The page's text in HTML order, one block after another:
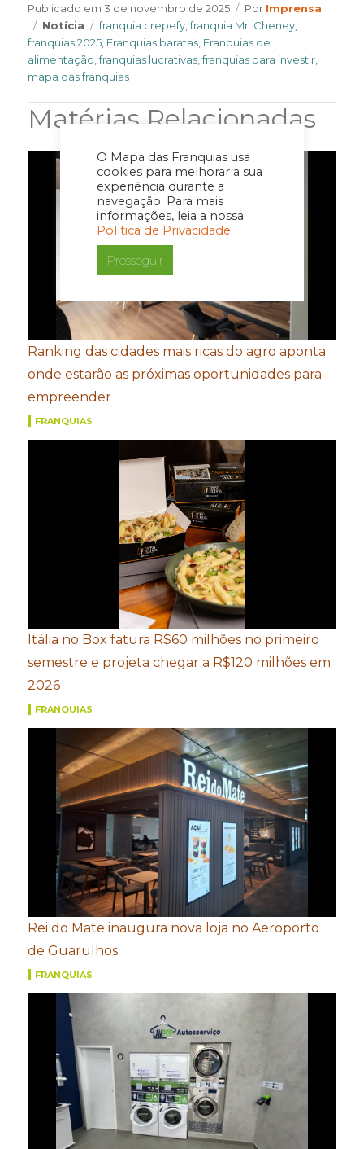
O Mapa das Franquias usa
cookies para melhorar a sua
experiência durante a
navegação. Para mais
informações, leia a nossa
Política de Privacidade.
Prosseguir
Publicado em3 de novembro de 2025 Por Author
Imprensa
Categories
Notícia Tags
franquia crepefy,franquia Mr. Cheney,
franquias 2025, Franquias baratas, Franquias de
alimentação,franquias lucrativas,franquias para investir,
mapa das franquias
Matérias Relacionadas
Ranking das cidades mais ricas do agro aponta
onde estarão as próximas oportunidades para
empreender
FRANQUIAS
Itália no Box fatura R$60 milhões no primeiro
semestre e projeta chegar a R$120 milhões em
2026
FRANQUIAS
Rei do Mate inaugura nova loja no Aeroporto
de Guarulhos
FRANQUIAS